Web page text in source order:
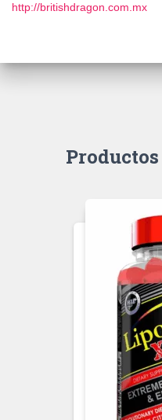
http://britishdragon.com.mx